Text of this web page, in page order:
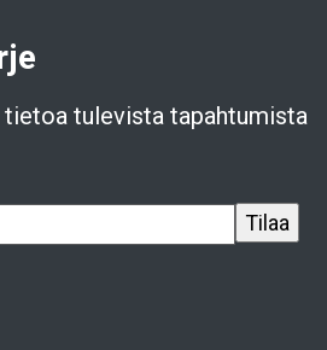
tulevista tapahtumista